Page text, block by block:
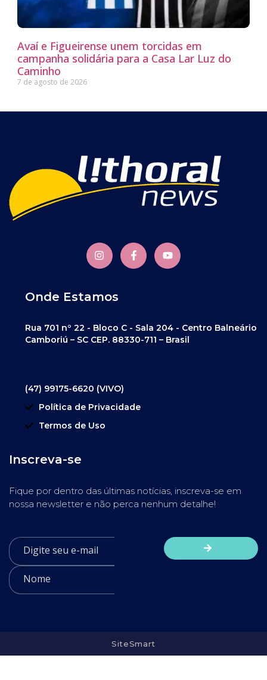
Avaí e Figueirense unem torcidas em
campanha solidária para a Casa Lar Luz do
Caminho
7 de agosto de 2026
Onde Estamos
Rua 701 nº 22 - Bloco C - Sala 204 - Centro Balneário
Camboriú – SC CEP. 88330-711 – Brasil
(47) 99175-6620 (VIVO)
Política de Privacidade
Termos de Uso
Inscreva-se
Fique por dentro das últimas notícias, inscreva-se em
nossa newsletter e não perca nenhum detalhe!
SiteSmart